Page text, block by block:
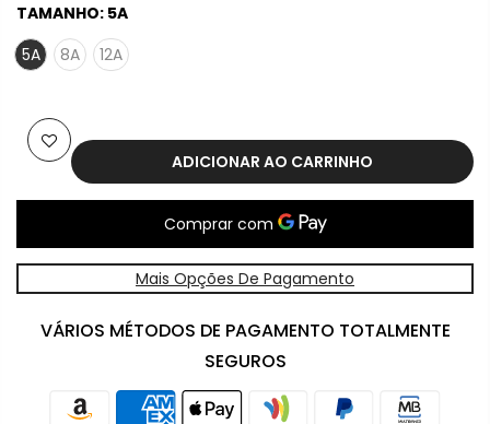
TAMANHO: 5A
5A
8A 12A
ADICIONAR AO CARRINHO
Mais Opções De Pagamento
VÁRIOS MÉTODOS DE PAGAMENTO TOTALMENTE
SEGUROS